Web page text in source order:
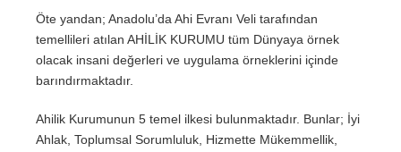
Öte yandan; Anadolu’da Ahi Evranı Veli tarafından
temellileri atılan AHİLİK KURUMU tüm Dünyaya örnek
olacak insani değerleri ve uygulama örneklerini içinde
barındırmaktadır.
Ahilik Kurumunun 5 temel ilkesi bulunmaktadır. Bunlar; İyi
Ahlak, Toplumsal Sorumluluk, Hizmette Mükemmellik,